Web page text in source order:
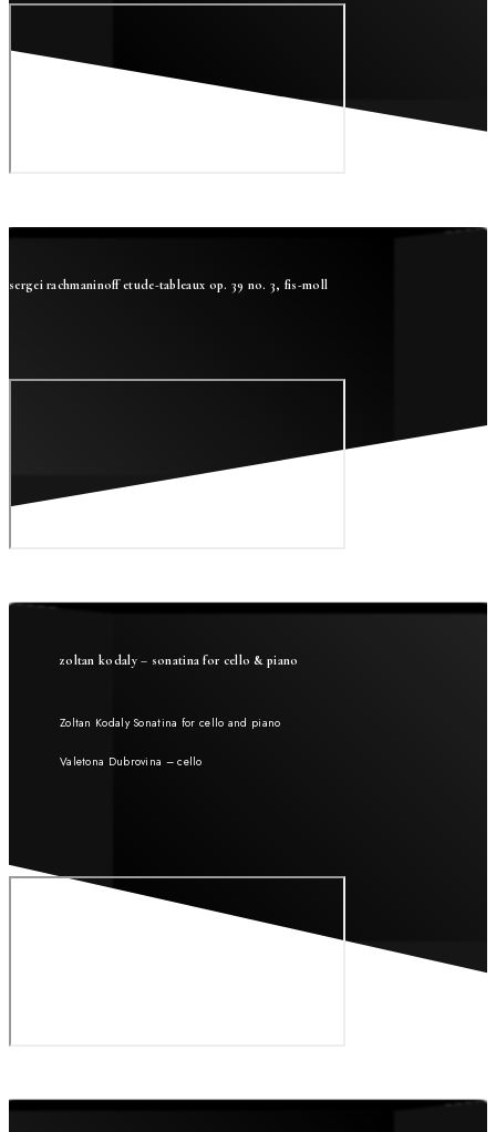
sergei rachmaninoff etude-tableaux op. 39 no. 3, fis-moll
zoltan kodaly – sonatina for cello & piano
Zoltan Kodaly Sonatina for cello and piano
Valetona Dubrovina – cello